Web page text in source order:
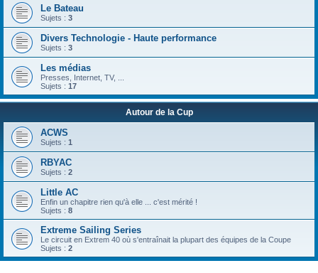
Le Bateau
Sujets : 3
Divers Technologie - Haute performance
Sujets : 3
Les médias
Presses, Internet, TV, ...
Sujets : 17
Autour de la Cup
ACWS
Sujets : 1
RBYAC
Sujets : 2
Little AC
Enfin un chapitre rien qu'à elle ... c'est mérité !
Sujets : 8
Extreme Sailing Series
Le circuit en Extrem 40 où s'entraînait la plupart des équipes de la Coupe
Sujets : 2